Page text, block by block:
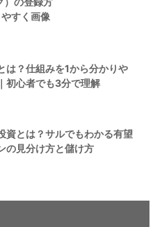
すく画像
は？仕組みを1から分かりや
初心者でも3分で理解
資とは？サルでもわかる有望
の見分け方と儲け方